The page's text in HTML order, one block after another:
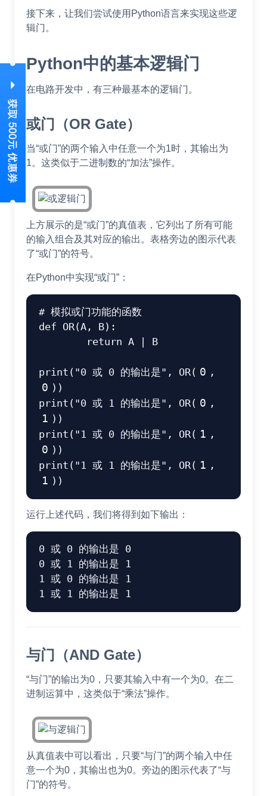
接下来，让我们尝试使用Python语言来实现这些逻
辑门。
Python中的基本逻辑门
在电路开发中，有三种最基本的逻辑门。
或门（OR Gate）
当“或门”的两个输入中任意一个为1时，其输出为
1。这类似于二进制数的“加法”操作。
上方展示的是“或门”的真值表，它列出了所有可能
的输入组合及其对应的输出。表格旁边的图示代表
了“或门”的符号。
在Python中实现“或门”：
# 模拟或门功能的函数
def OR(A , B) :
return A B
print ( "0 或 0 的输出是" , OR( 0 ,
0 ) )
print ( "0 或 1 的输出是" , OR( 0 ,
1 ) )
print ( "1 或 0 的输出是" , OR( 1 ,
0 ) )
print ( "1 或 1 的输出是" , OR( 1 ,
1 ) )
运行上述代码，我们将得到如下输出：
0 或 0 的输出是 0
0 或 1 的输出是 1
1 或 0 的输出是 1
与门（AND Gate）
“与门”的输出为0，只要其输入中有一个为0。在二
进制运算中，这类似于“乘法”操作。
从真值表中可以看出，只要“与门”的两个输入中任
意一个为0，其输出也为0。旁边的图示代表了“与
门”的符号。